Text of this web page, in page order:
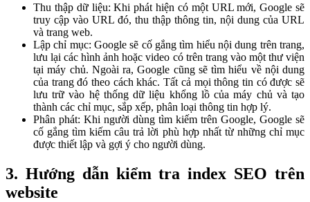
Thu thập dữ liệu: Khi phát hiện có một URL mới, Google sẽ
truy cập vào URL đó, thu thập thông tin, nội dung của URL
và trang web.
Lập chỉ mục: Google sẽ cố gắng tìm hiểu nội dung trên trang,
lưu lại các hình ảnh hoặc video có trên trang vào một thư viện
tại máy chủ. Ngoài ra, Google cũng sẽ tìm hiểu về nội dung
của trang đó theo cách khác. Tất cả mọi thông tin có được sẽ
lưu trữ vào hệ thống dữ liệu khổng lồ của máy chủ và tạo
thành các chỉ mục, sắp xếp, phân loại thông tin hợp lý.
Phân phát: Khi người dùng tìm kiếm trên Google, Google sẽ
cố gắng tìm kiếm câu trả lời phù hợp nhất từ những chỉ mục
được thiết lập và gợi ý cho người dùng.
3. Hướng dẫn kiểm tra index SEO trên
website